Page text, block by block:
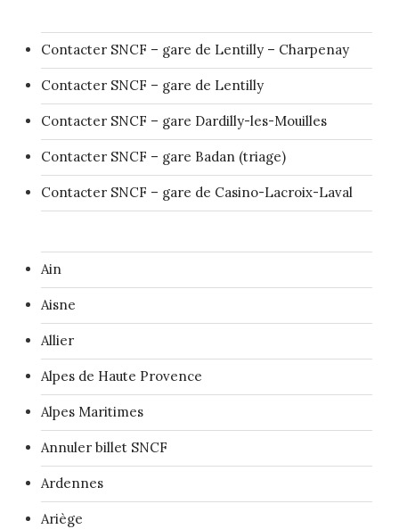
Contacter SNCF – gare de Lentilly – Charpenay
Contacter SNCF – gare de Lentilly
Contacter SNCF – gare Dardilly-les-Mouilles
Contacter SNCF – gare Badan (triage)
Contacter SNCF – gare de Casino-Lacroix-Laval
Ain
Aisne
Allier
Alpes de Haute Provence
Alpes Maritimes
Annuler billet SNCF
Ardennes
Ariège